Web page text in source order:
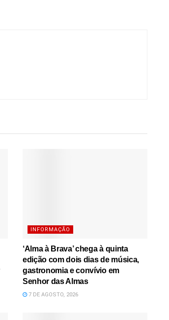
INFORMAÇÃO
‘Alma à Brava’ chega à quinta
edição com dois dias de música,
gastronomia e convívio em
Senhor das Almas
7 DE AGOSTO, 2026